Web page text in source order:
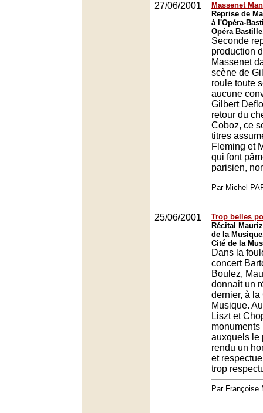
27/06/2001
Massenet
Reprise de
à l'Opéra-
Opéra
Seconde
production
Massenet
scène de
roule toute
aucune
Gilbert
retour du
Coboz, ce
titres
Fleming et
qui font
parisien,
Par Michel
25/06/2001
Trop belles
Récital
de la
Cité de la
Dans la
concert
Boulez,
donnait un
dernier, à la
Musique.
Liszt et
auxquels le
rendu un
et
trop
Par Françoise